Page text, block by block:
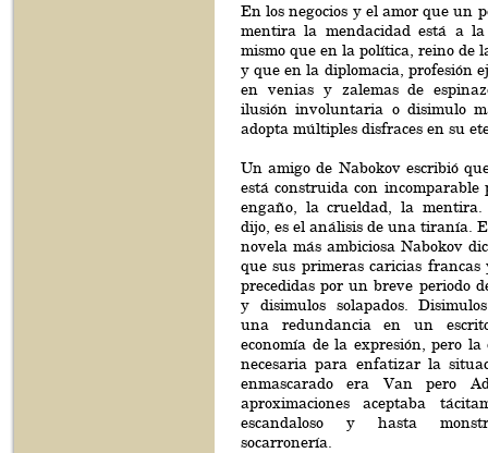
En los negocios y el amor que un
mentira la mendacidad está a
mismo que en la política, reino de
y que en la diplomacia, profesión
en venias y zalemas de
ilusión involuntaria o disimulo
adopta múltiples disfraces en su
Un amigo de Nabokov escribió
está construida con incomparable
engaño, la crueldad, la
dijo, es el análisis de una tiranía.
novela más ambiciosa Nabokov
que sus primeras caricias
precedidas por un breve periodo
y disimulos solapados.
una redundancia en un
economía de la expresión, pero
necesaria para enfatizar la
enmascarado era Van pero
aproximaciones aceptaba
escandaloso y hasta
socarronería.